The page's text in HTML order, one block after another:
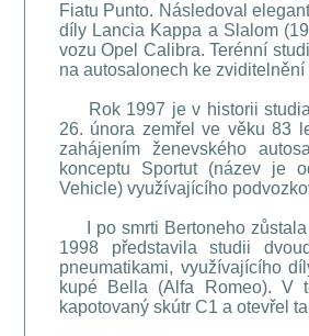
Fiatu Punto. Následoval
díly Lancia Kappa a Slalom
vozu Opel Calibra. Terénní
na autosalonech ke
Rok 1997 je v historii studia
26. února zemřel ve věku 83
zahájením ženevského
konceptu Sportut (název je
Vehicle) využívajícího
I po smrti Bertoneho zůstala
1998 představila studii
pneumatikami, využívajícího
kupé Bella (Alfa Romeo). V
kapotovaný skútr C1 a otevřel